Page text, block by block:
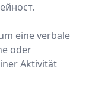
eine verbale
oder
Aktivität